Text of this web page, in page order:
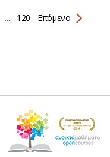
.... 120 Επόμενο